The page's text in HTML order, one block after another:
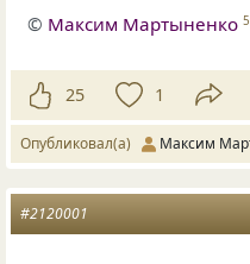
© Максим Мартыненко
25 1
Опубликовал(а) Максим
#2120001